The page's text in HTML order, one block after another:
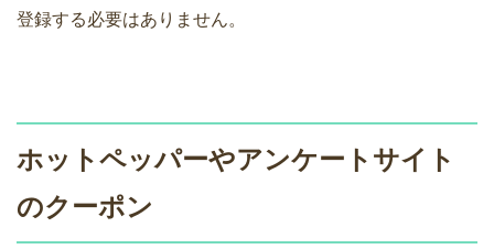
登録する必要はありません。
ホットペッパーやアンケートサイト
のクーポン